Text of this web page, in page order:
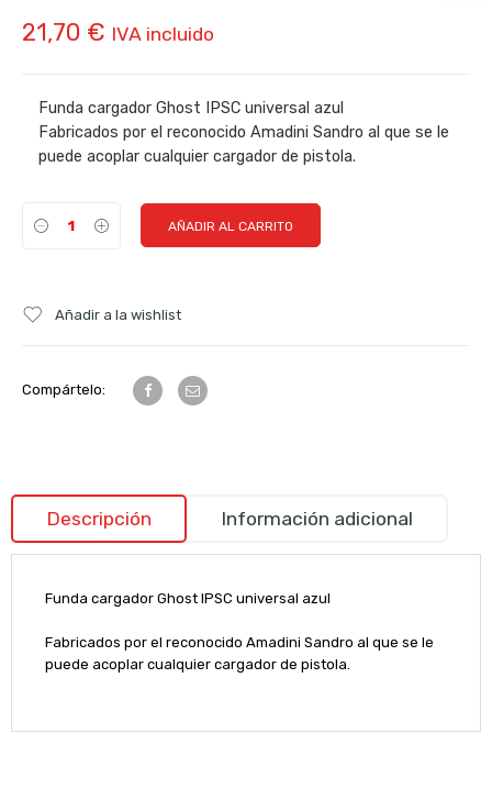
21,70 € IVA incluido
Funda cargador Ghost IPSC universal azul
Fabricados por el reconocido Amadini Sandro al que se le
puede acoplar cualquier cargador de pistola.
AÑADIR AL CARRITO
Añadir a la wishlist
Compártelo:
Descripción Información adicional
Funda cargador Ghost IPSC universal azul
Fabricados por el reconocido Amadini Sandro al que se le
puede acoplar cualquier cargador de pistola.